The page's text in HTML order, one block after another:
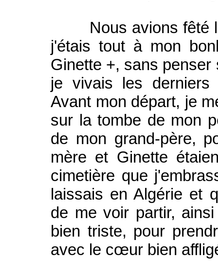
Nous avions fêté le
j'étais tout à mon
Ginette +, sans
je vivais les
Avant mon départ, je
sur la tombe de mon
de mon grand-père,
mère et Ginette
cimetière que
laissais en Algérie et
de me voir partir,
bien triste, pour
avec le cœur bien